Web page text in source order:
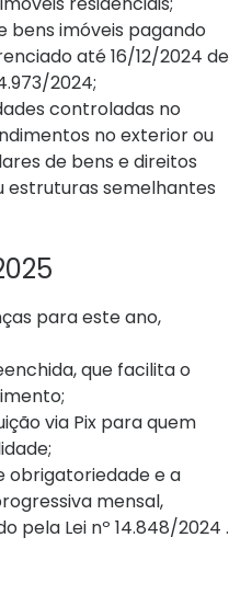
bens imóveis pagando
até 16/12/2024 de
2024;
controladas no
no exterior ou
de bens e direitos
estruturas semelhantes
para este ano,
que facilita o
via Pix para quem
obrigatoriedade e a
mensal,
pela Lei nº 14.848/2024 .